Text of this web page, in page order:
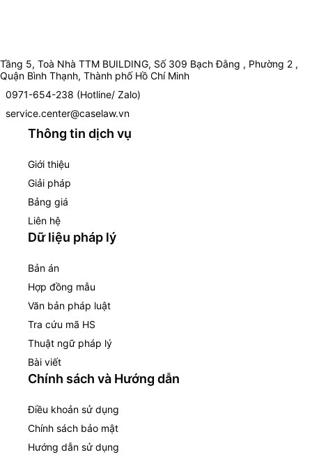
Tầng 5, Toà Nhà TTM BUILDING, Số 309 Bạch Đằng , Phường 2 ,
Quận Bình Thạnh, Thành phố Hồ Chí Minh
0971-654-238 (Hotline/ Zalo)
service.center@caselaw.vn
Thông tin dịch vụ
Giới thiệu
Giải pháp
Bảng giá
Liên hệ
Dữ liệu pháp lý
Bản án
Hợp đồng mẫu
Văn bản pháp luật
Tra cứu mã HS
Thuật ngữ pháp lý
Bài viết
Chính sách và Hướng dẫn
Điều khoản sử dụng
Chính sách bảo mật
Hướng dẫn sử dụng